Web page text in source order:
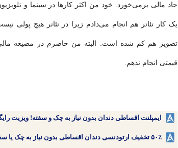
حاد مالی بر‌می‌خورد. خود من اکثر کارها در سینما و
یک کار تئاتر هم انجام می‌دادم زیرا در تئاتر هیچ پولی
تصویر هم کم شده است. البته من حاضرم در مضیغه
قیمتی انجام ندهم.
ایمپلنت اقساطی دندان بدون نیاز به چک و سفته! ویزیت
۵۰٪ تخفیف ارتودنسی دندان اقساطی بدون نیاز به چک یا سفته!